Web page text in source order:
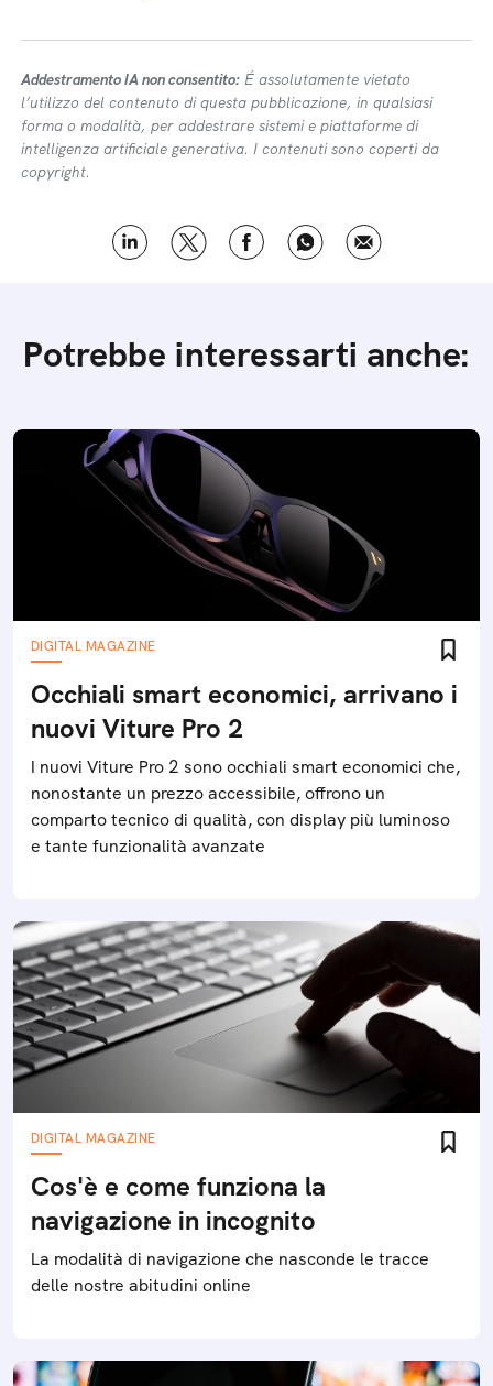
Addestramento IA non consentito: É assolutamente vietato
l’utilizzo del contenuto di questa pubblicazione, in qualsiasi
forma o modalità, per addestrare sistemi e piattaforme di
intelligenza artificiale generativa. I contenuti sono coperti da
copyright.
Potrebbe interessarti anche:
DIGITAL MAGAZINE
Occhiali smart economici, arrivano i
nuovi Viture Pro 2
I nuovi Viture Pro 2 sono occhiali smart economici che,
nonostante un prezzo accessibile, offrono un
comparto tecnico di qualità, con display più luminoso
e tante funzionalità avanzate
DIGITAL MAGAZINE
Cos'è e come funziona la
navigazione in incognito
La modalità di navigazione che nasconde le tracce
delle nostre abitudini online